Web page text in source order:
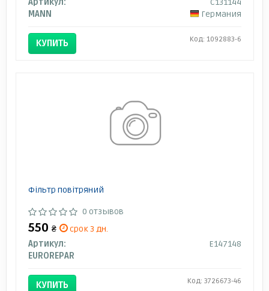
MANN
Германия
КУПИТЬ Код: 1092883-6
Фільтр повітряний
0 отзывов
550 ₴
срок 3 дн.
Артикул:
E147148
EUROREPAR
КУПИТЬ Код: 3726673-46